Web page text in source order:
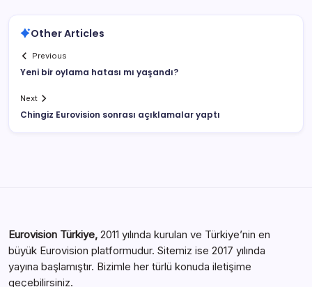
Other Articles
Previous
Yeni bir oylama hatası mı yaşandı?
Next
Chingiz Eurovision sonrası açıklamalar yaptı
Eurovision Türkiye, 2011 yılında kurulan ve Türkiye’nin en
büyük Eurovision platformudur. Sitemiz ise 2017 yılında
yayına başlamıştır. Bizimle her türlü konuda iletişime
geçebilirsiniz.